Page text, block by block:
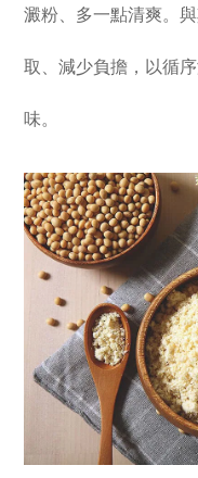
澱粉、多一點清爽。
取、減少負擔，以循
味。